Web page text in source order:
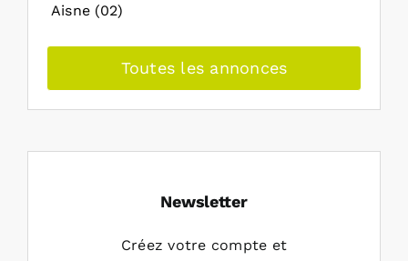
Aisne (02)
Toutes les annonces
Newsletter
Créez votre compte et